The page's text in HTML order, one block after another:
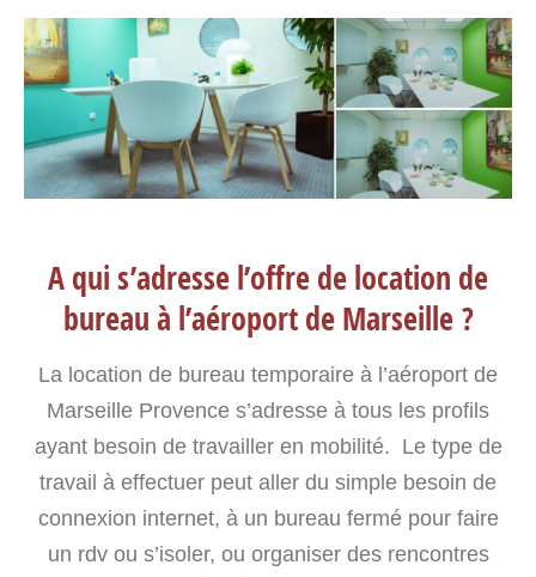
A qui s’adresse l’offre de location de
bureau à l’aéroport de Marseille ?
La location de bureau temporaire à l’aéroport de
Marseille Provence s’adresse à tous les profils
ayant besoin de travailler en mobilité. Le type de
travail à effectuer peut aller du simple besoin de
connexion internet, à un bureau fermé pour faire
un rdv ou s’isoler, ou organiser des rencontres